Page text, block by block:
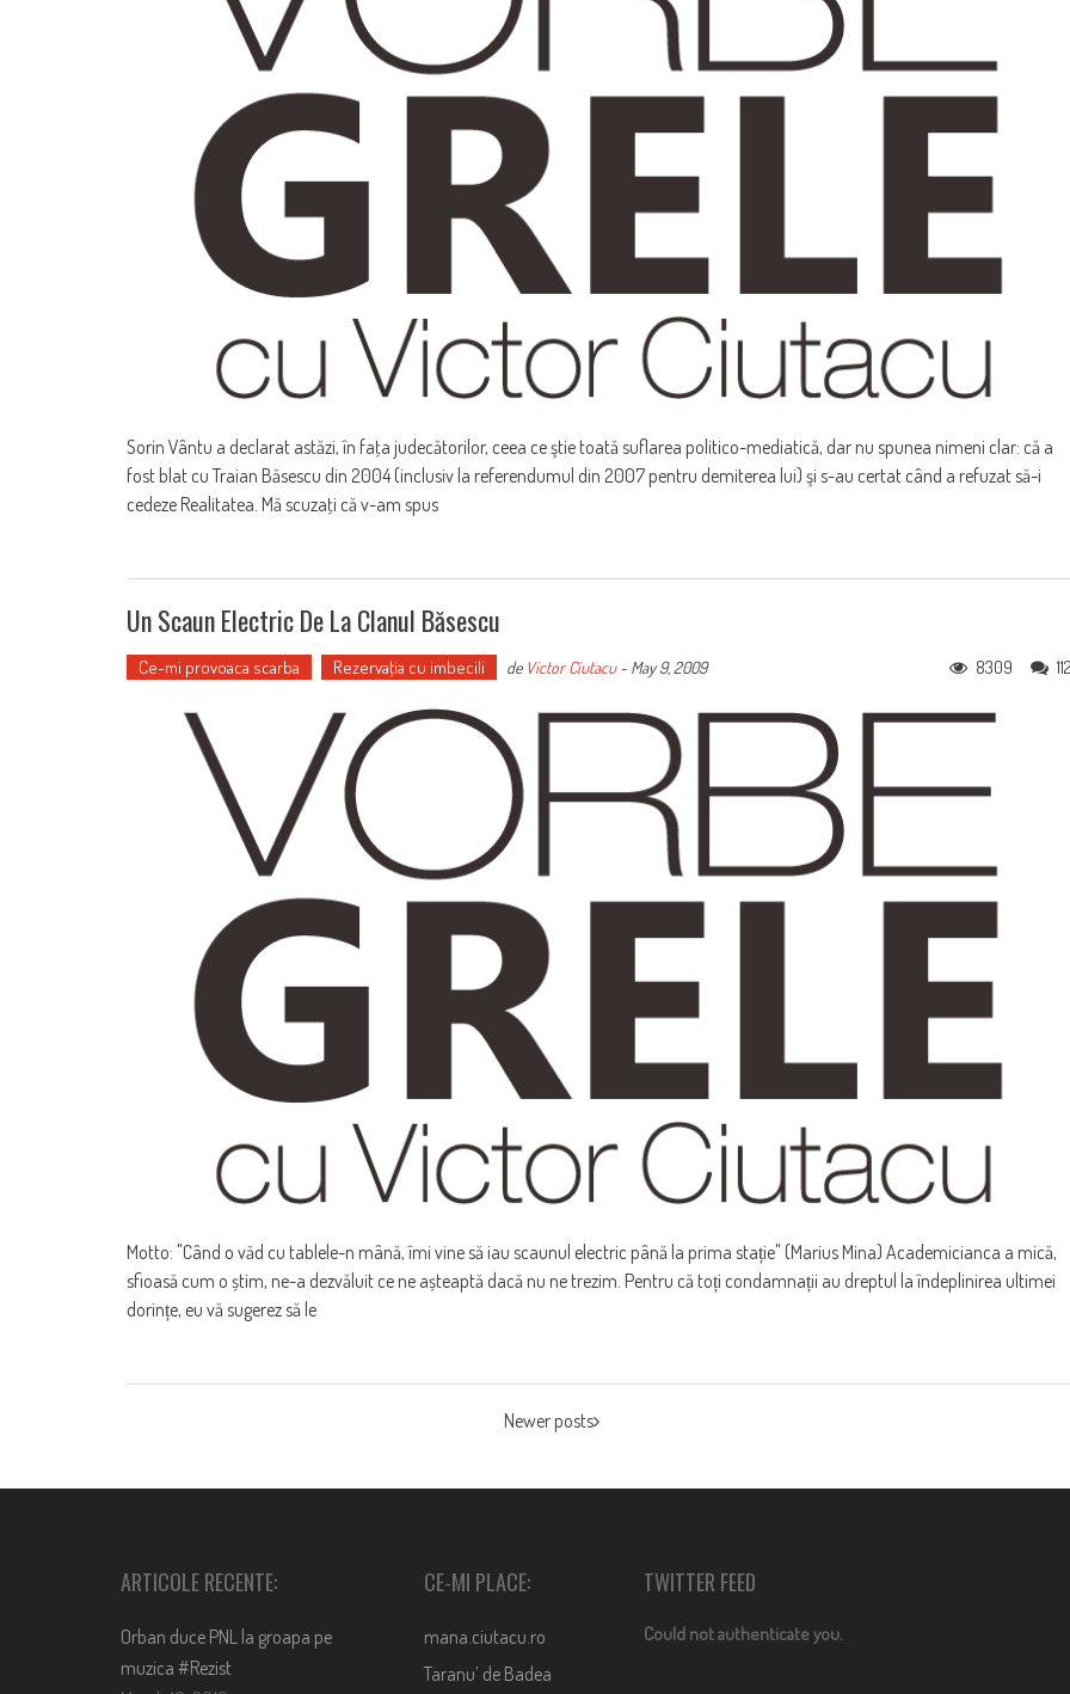
Sorin Vântu a declarat astăzi, în faţa judecătorilor, ceea ce ştie toată suflarea politico-mediatică, dar nu spunea nimeni clar: că a
fost blat cu Traian Băsescu din 2004 (inclusiv la referendumul din 2007 pentru demiterea lui) şi s-au certat când a refuzat să-i
cedeze Realitatea. Mă scuzaţi că v-am spus
Un Scaun Electric De La Clanul Băsescu
Ce-mi provoaca scarba Rezervaţia cu imbecili de Victor Ciutacu- May 9, 2009 8309
Motto: "Când o văd cu tablele-n mână, îmi vine să iau scaunul electric până la prima stație" (Marius Mina) Academicianca a mică,
sfioasă cum o știm, ne-a dezvăluit ce ne așteaptă dacă nu ne trezim. Pentru că toți condamnații au dreptul la îndeplinirea ultimei
dorințe, eu vă sugerez să le
Newer posts
ARTICOLE RECENTE:
Orban duce PNL la groapa pe
muzica #Rezist
CE-MI PLACE:
mana.ciutacu.ro
Taranu’ de Badea
TWITTER FEED
Could not authenticate you.